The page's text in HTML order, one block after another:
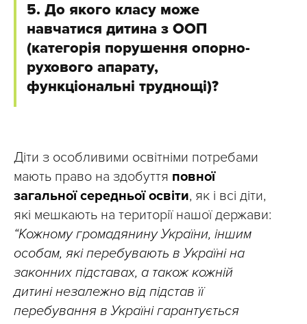
5. До якого класу може
навчатися дитина з ООП
(категорія порушення опорно-
рухового апарату,
функціональні труднощі)?
Діти з особливими освітніми потребами
мають право на здобуття повної
загальної середньої освіти, як і всі діти,
які мешкають на території нашої держави:
“Кожному громадянину України, іншим
особам, які перебувають в Україні на
законних підставах, а також кожній
дитині незалежно від підстав її
перебування в Україні гарантується